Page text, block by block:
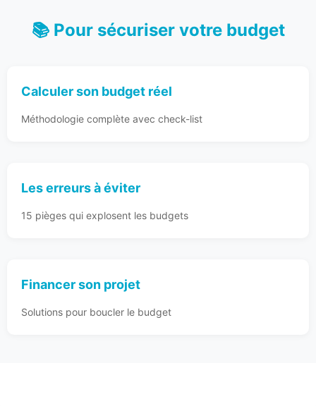
📚 Pour sécuriser votre budget
Calculer son budget réel
Méthodologie complète avec check-list
Les erreurs à éviter
15 pièges qui explosent les budgets
Financer son projet
Solutions pour boucler le budget